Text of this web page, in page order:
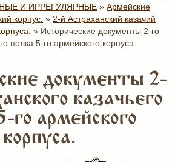
И ИРРЕГУЛЯРНЫЕ » Армейские
корпус. » 2-й Астраханский казачий
» Исторические документы 2-го
полка 5-го армейского корпуса.
документы 2-
казачьего
го армейского
корпуса.